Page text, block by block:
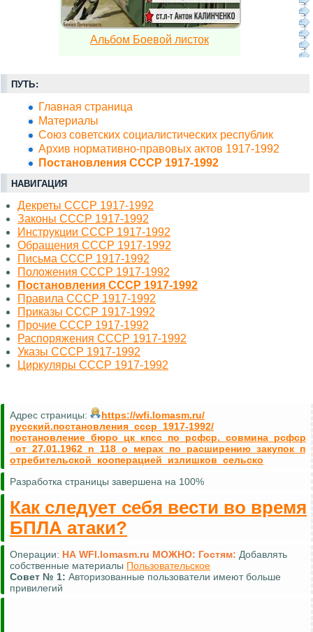
Альбом Боевой листок
ПУТЬ:
Главная страница
Материалы
Союз советских социалистических республик
Архив нормативно-правовых актов 1917-1992
Постановления СССР 1917-1992
НАВИГАЦИЯ
Декреты СССР 1917-1992
Законы СССР 1917-1992
Инструкции СССР 1917-1992
Обращения СССР 1917-1992
Письма СССР 1917-1992
Положения СССР 1917-1992
Постановления СССР 1917-1992
Правила СССР 1917-1992
Приказы СССР 1917-1992
Прочие СССР 1917-1992
Распоряжения СССР 1917-1992
Указы СССР 1917-1992
Циркуляры СССР 1917-1992
Адрес страницы:
https://wfi.lomasm.ru/
русский.постановления_ссср_1917-1992/
постановление_бюро_цк_кпсс_по_рсфср._совмина_рсфср
_от_27.01.1962_n_118_о_мерах_по_расширению_закупок_п
отребительской_кооперацией_излишков_сельско
Разработка страницы завершена на 100%
Как следует себя вести во время
БПЛА атаки?
Операции: НА WFI.lomasm.ru МОЖНО: Гостям: Добавлять
собственные материалы Пользовательское
Совет № 1: Авторизованные пользователи имеют больше
привилегий